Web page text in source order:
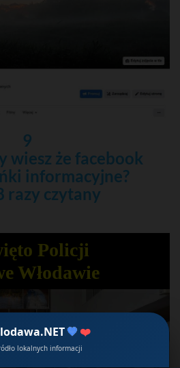
💙❤️
lokalnych informacji
9
wiesz że facebook
informacyjne?
razy czytany
Policji
Włodawie